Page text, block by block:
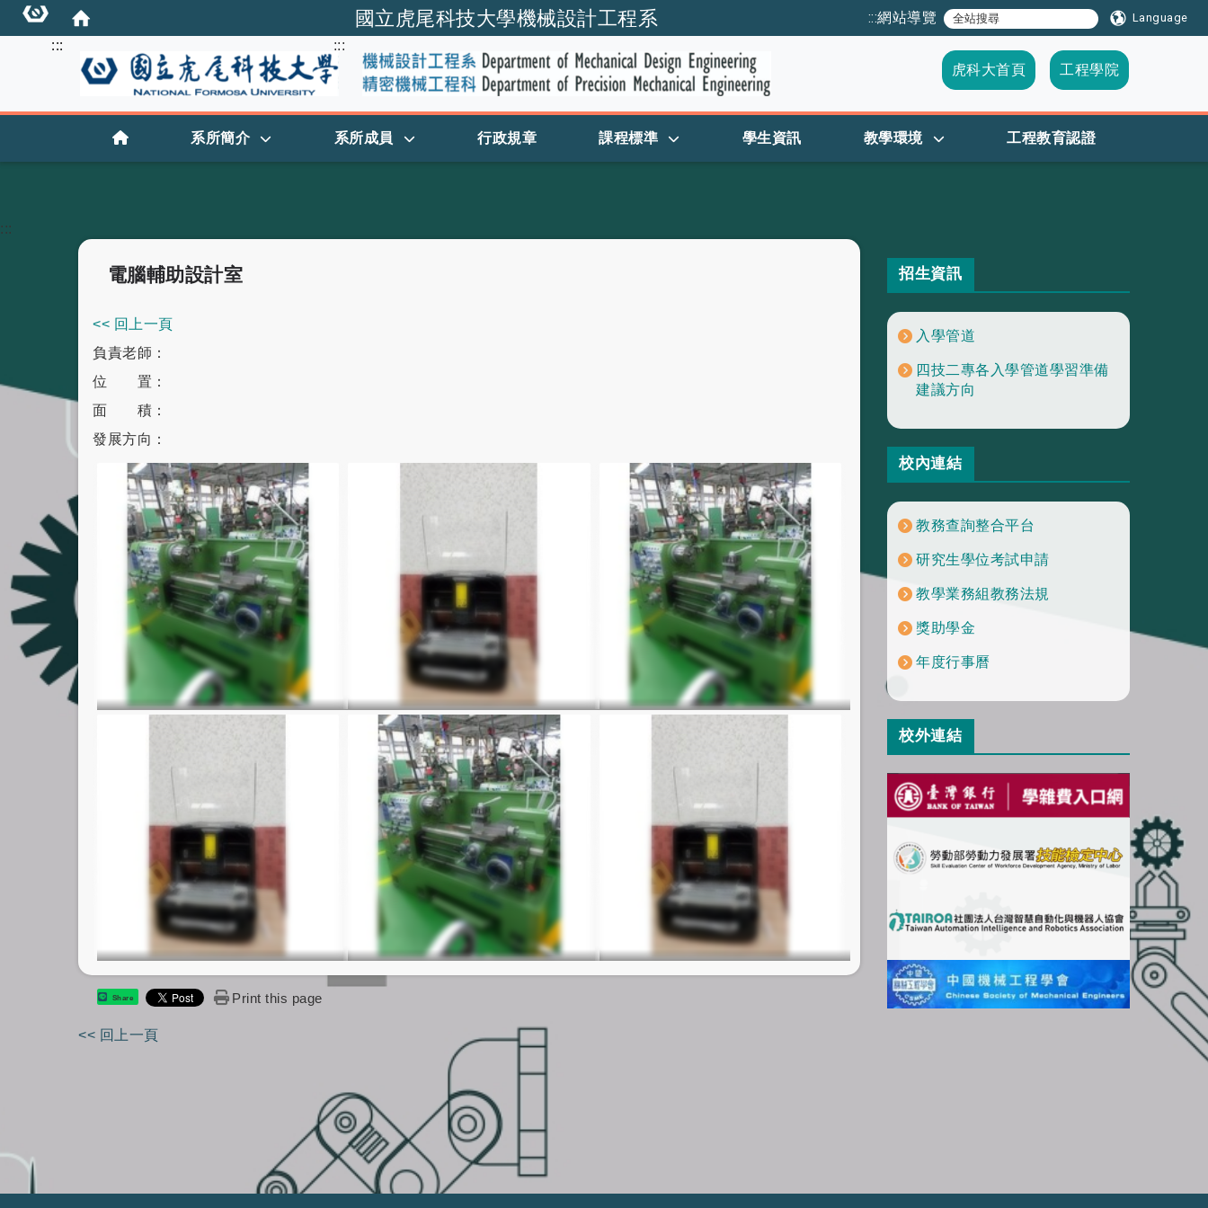
國立虎尾科技大學機械設計工程系 :::網站導覽 Language
:::
:::
:::
虎科大首頁
工程學院
跳到主要內容
首頁 系所簡介 系所成員 行政規章 課程標準 學生資訊 教學環境 工程教育認證
:::
電腦輔助設計室
<< 回上一頁
負責老師：
位 置：
面 積：
發展方向：
Share Print this page
<< 回上一頁
招生資訊
入學管道
四技二專各入學管道學習準備
建議方向
校內連結
教務查詢整合平台
研究生學位考試申請
教學業務組教務法規
獎助學金
年度行事曆
校外連結